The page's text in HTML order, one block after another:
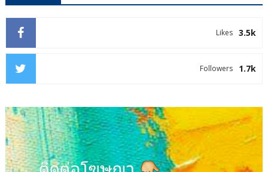
3.5k
Likes
1.7k
Followers